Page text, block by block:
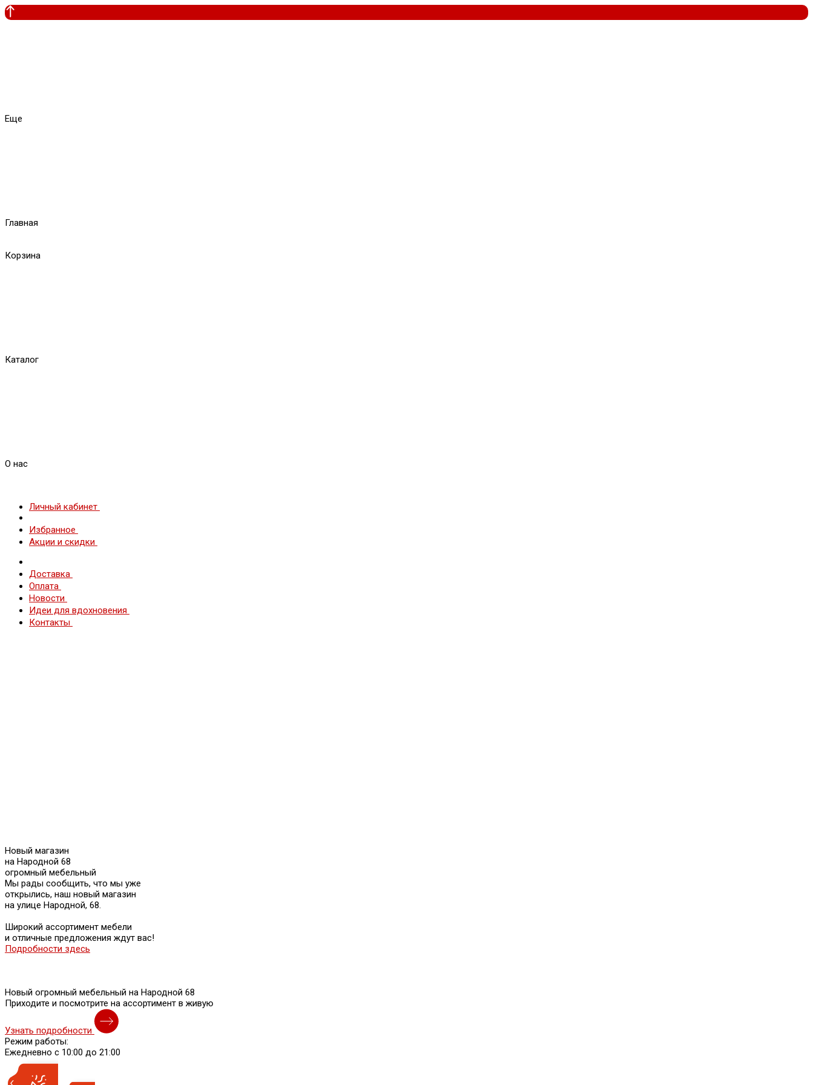
Еще
Главная
Корзина
Каталог
О нас
Личный кабинет
Избранное
Акции и скидки
Доставка
Оплата
Новости
Идеи для вдохновения
Контакты
Новый магазин
на Народной 68
огромный мебельный
Мы рады сообщить, что мы уже
открылись, наш новый магазин
на улице Народной, 68.
Широкий ассортимент мебели
и отличные предложения ждут вас!
Подробности здесь
Новый огромный мебельный на Народной 68
Приходите и посмотрите на ассортимент в живую
Узнать подробности
Режим работы:
Ежедневно с 10:00 до 21:00